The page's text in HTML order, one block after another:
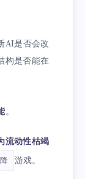
AI是否会改
构是否能在
。
流动性枯竭
游戏。